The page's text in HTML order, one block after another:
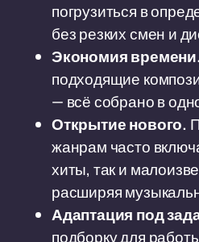
погрузиться в
без резких смен и
Экономия времени.
подходящие
— всё собрано в
Открытие нового.
жанрам часто
хиты, так и
расширяя
Адаптация под
подборку для